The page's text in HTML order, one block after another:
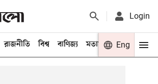
Login
রাজনীতি বিশ্ব বাণিজ্য মতামত খেলা
Eng